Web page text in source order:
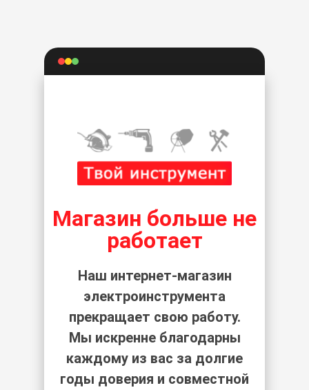
Магазин больше не
работает
Наш интернет-магазин
электроинструмента
прекращает свою работу.
Мы искренне благодарны
каждому из вас за долгие
годы доверия и совместной